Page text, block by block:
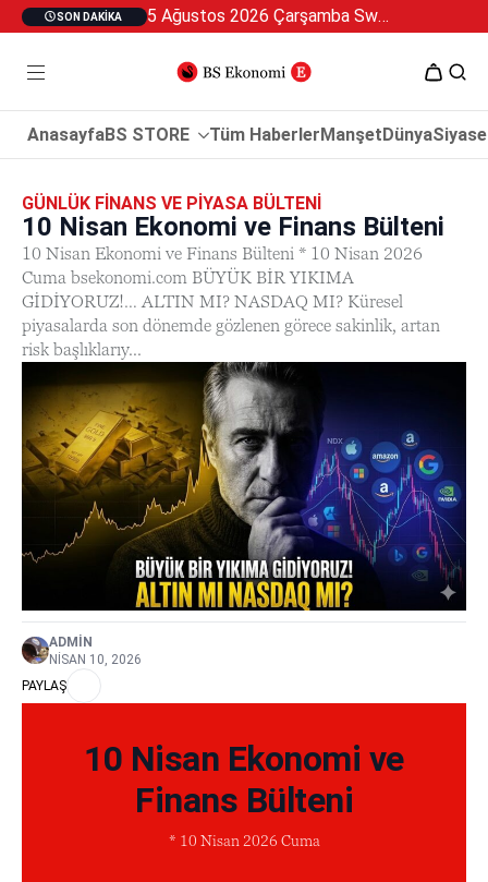
SON DAKIKA 5 Ağustos 2026 Çarşamba Swan Özel 2
AnasayfaBS STORE Tüm HaberlerManşetDünya
GÜNLÜK FINANS VE PIYASA BÜLTENI
10 Nisan Ekonomi ve Finans Bülteni
10 Nisan Ekonomi ve Finans Bülteni * 10 Nisan 2026
Cuma bsekonomi.com BÜYÜK BİR YIKIMA
GİDİYORUZ!… ALTIN MI? NASDAQ MI? Küresel
piyasalarda son dönemde gözlenen görece sakinlik, artan
risk başlıklarıy...
ADMIN
NISAN 10, 2026
PAYLAŞ
10 Nisan Ekonomi ve
Finans Bülteni
* 10 Nisan 2026 Cuma